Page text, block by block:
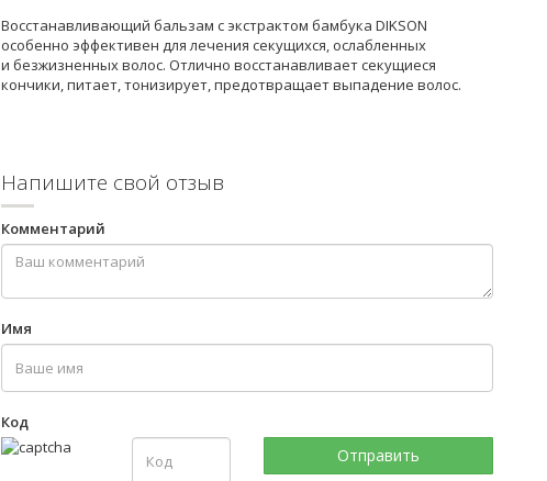
Восстанавливающий бальзам с экстрактом бамбука DIKSON
особенно эффективен для лечения секущихся, ослабленных
и безжизненных волос. Отлично восстанавливает секущиеся
кончики, питает, тонизирует, предотвращает выпадение волос.
Напишите свой отзыв
Комментарий
Имя
Код